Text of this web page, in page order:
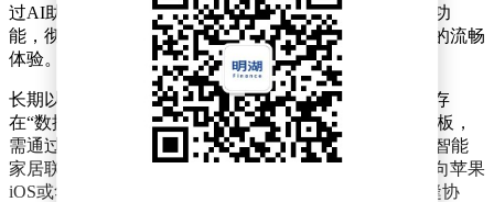
过AI助手互通、文件跨端流转、应用无缝接续三大核心功
能，彻底打破品牌壁垒，为上亿用户带来媲美闭环生态的流畅
体验。
长期以来，安卓生态碎片化问题严重，不同品牌设备间存
在“数据孤岛”现象。用户若同时使用OPPO手机与vivo平板，
需通过第三方软件传输文件，AI助手无法跨设备调用，智能
家居联动更是困难重重。这种割裂体验导致部分用户转向苹果
iOS或华为鸿蒙生态，后者凭借闭环系统实现设备间无缝协